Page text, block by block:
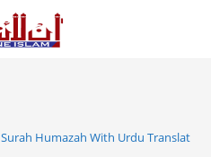
Surah Humazah With Urdu